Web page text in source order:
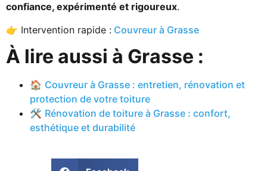
confiance, expérimenté et rigoureux.
👉 Intervention rapide : Couvreur à Grasse
À lire aussi à Grasse :
🏠 Couvreur à Grasse : entretien, rénovation et
protection de votre toiture
🛠️ Rénovation de toiture à Grasse : confort,
esthétique et durabilité